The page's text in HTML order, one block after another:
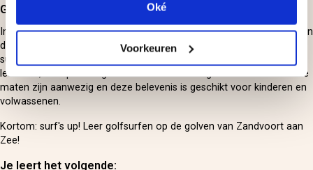
Oké
Voorkeuren
Golfsurfen
In Zandvoort is golfsurfen bijna altijd mogelijk. Voor de eerste les zijn
de wat kleinere golven bij uitstek geschikt om te leren hoe je op de
surfplank in balans blijft. Je maakt daarbij gebruik van een softtop-
lesboard, dat speciaal geschikt is voor een beginnend surfer. Diverse
maten zijn aanwezig en deze belevenis is geschikt voor kinderen en
volwassenen.
Kortom: surf's up! Leer golfsurfen op de golven van Zandvoort aan
Zee!
Je leert het volgende: